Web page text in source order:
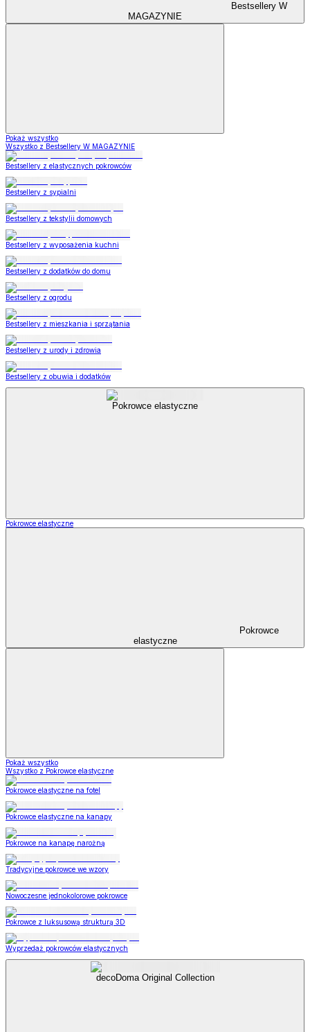
Bestsellery W
MAGAZYNIE
Pokaż wszystko
Wszystko z Bestsellery W MAGAZYNIE
Bestsellery z elastycznych pokrowców
Bestsellery z sypialni
Bestsellery z tekstylii domowych
Bestsellery z wyposażenia kuchni
Bestsellery z dodatków do domu
Bestsellery z ogrodu
Bestsellery z mieszkania i sprzątania
Bestsellery z urody i zdrowia
Bestsellery z obuwia i dodatków
Pokrowce elastyczne
Pokrowce elastyczne
Pokrowce
elastyczne
Pokaż wszystko
Wszystko z Pokrowce elastyczne
Pokrowce elastyczne na fotel
Pokrowce elastyczne na kanapy
Pokrowce na kanapę narożną
Tradycyjne pokrowce we wzory
Nowoczesne jednokolorowe pokrowce
Pokrowce z luksusową strukturą 3D
Wyprzedaż pokrowców elastycznych
decoDoma Original Collection